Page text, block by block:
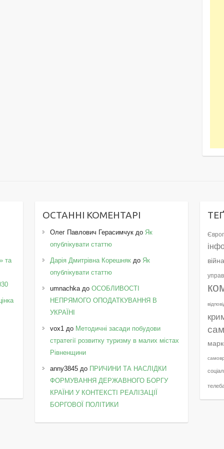
та
ОСТАННІ КОМЕНТАРІ
Олег Павлович Герасимчук до Як
опублікувати статтю
Дарія Дмитрівна Корешняк до Як
опублікувати статтю
umnachkaдоОСОБЛИВОСТІ
НЕПРЯМОГО ОПОДАТКУВАННЯ В
УКРАЇНІ
vox1 до Методичні засади побудови
стратегії розвитку туризму в малих містах
Рівненщини
anny3845 до ПРИЧИНИ ТА НАСЛІДКИ
ФОРМУВАННЯ ДЕРЖАВНОГО БОРГУ
КРАЇНИ У КОНТЕКСТІ РЕАЛІЗАЦІЇ
БОРГОВОЇ ПОЛІТИКИ
війна